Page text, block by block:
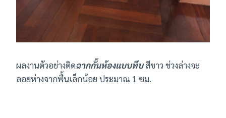
ผลงานตัวอย่างติดฉากกั้นห้องแบบทึบสีขาว ช่วงล่างจะ
ลอยห่างจากพื้นเล็กน้อย ประมาณ 1 ซม.